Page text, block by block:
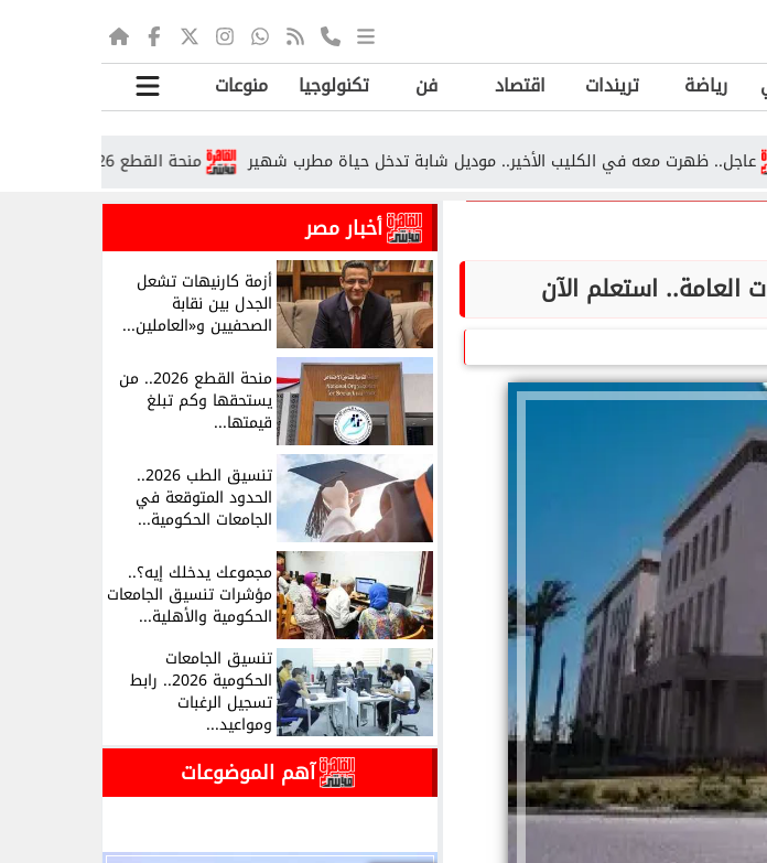
رياضة تريندات اقتصاد فن تكنولوجيا منوعات
منحة القطع 2026.. من يستحقها وكم تبلغ قيمتها وفق التأمينات؟ معه في الكليب الأخير.. موديل شابة تدخل حياة مطرب شهير
أخبار مصر
أزمة كارنيهات تشعل
الجدل بين نقابة
الصحفيين و«العاملين...
منحة القطع 2026.. من
يستحقها وكم تبلغ
قيمتها...
تنسيق الطب 2026..
الحدود المتوقعة في
الجامعات الحكومية...
مجموعك يدخلك إيه؟..
مؤشرات تنسيق الجامعات
الحكومية والأهلية...
تنسيق الجامعات
الحكومية 2026.. رابط
تسجيل الرغبات
ومواعيد...
آهم الموضوعات